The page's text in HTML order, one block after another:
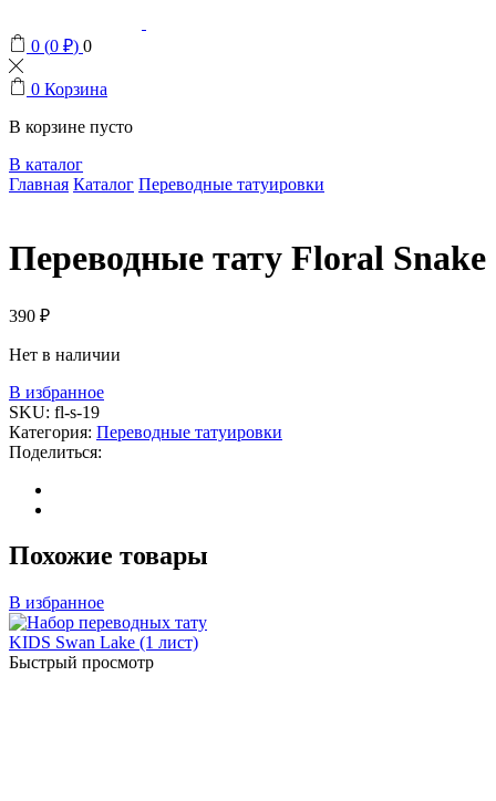
0 (0 ₽) 0
0 Корзина
В корзине пусто
В каталог
Главная Каталог Переводные татуировки
Переводные тату Floral Snake
390 ₽
Нет в наличии
В избранное
SKU: fl-s-19
Категория: Переводные татуировки
Поделиться:
Похожие товары
В избранное
Быстрый просмотр